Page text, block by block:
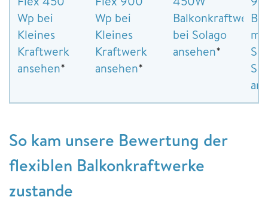
Wp bei
Kleines
Kraftwerk
ansehen*
Wp bei
Kleines
Kraftwerk
ansehen*
Balkonkraftwerk
bei Solago
ansehen*
So kam unsere Bewertung der
flexiblen Balkonkraftwerke
zustande